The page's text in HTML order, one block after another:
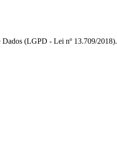
Dados (LGPD - Lei nº 13.709/2018).